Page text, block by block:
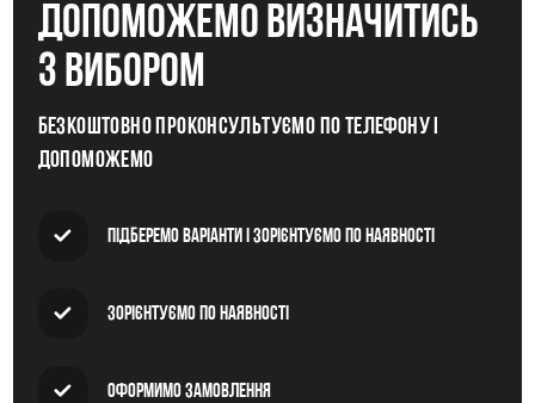
допоможемо визначитись
з вибором
Безкоштовно проконсультуємо по телефону і
допоможемо
Підберемо варіанти і зорієнтуємо по наявності
Зорієнтуємо по наявності
Оформимо замовлення